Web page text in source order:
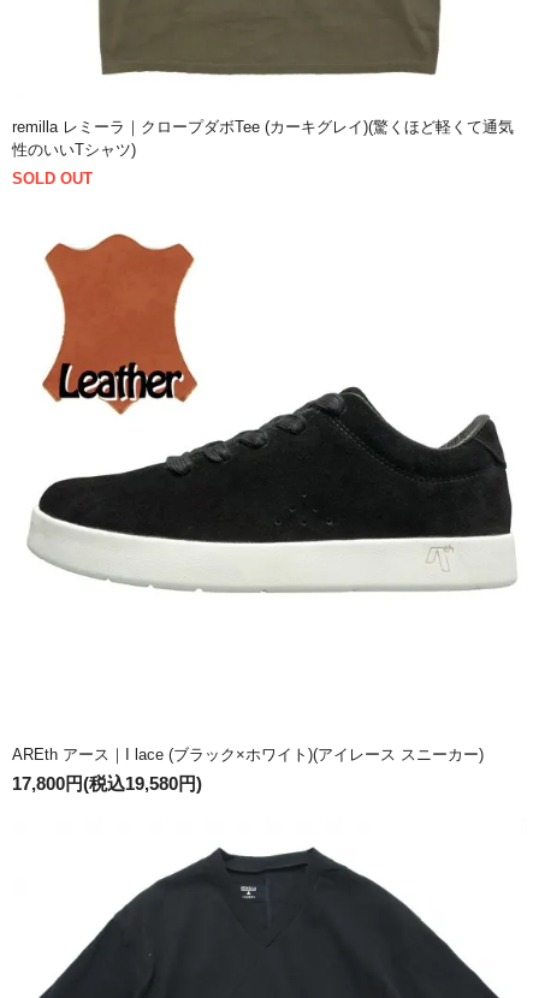
remilla レミーラ｜クロープダボTee (カーキグレイ)(驚くほど軽くて通気
性のいいTシャツ)
SOLD OUT
AREth アース｜I lace (ブラック×ホワイト)(アイレース スニーカー)
17,800円(税込19,580円)